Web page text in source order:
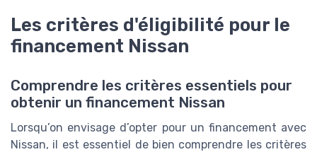
Les critères d'éligibilité pour le
financement Nissan
Comprendre les critères essentiels pour
obtenir un financement Nissan
Lorsqu’on envisage d’opter pour un financement avec
Nissan, il est essentiel de bien comprendre les critères